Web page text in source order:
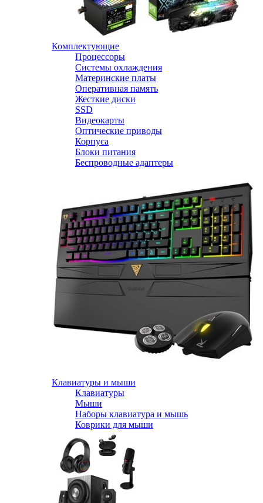
Комплектующие
Процессоры
Системы охлаждения
Материнские платы
Оперативная память
Жесткие диски
SSD
Видеокарты
Оптические приводы
Корпуса
Блоки питания
Беспроводные адаптеры
Клавиатуры и мыши
Клавиатуры
Мыши
Наборы клавиатура и мышь
Коврики для мыши